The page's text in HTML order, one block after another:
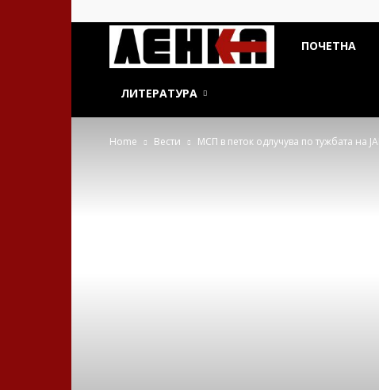
ДСП
ПОЧЕТНА
ЛИТЕРАТУРА
Home Вести МСП в петок одлучува по тужбата на